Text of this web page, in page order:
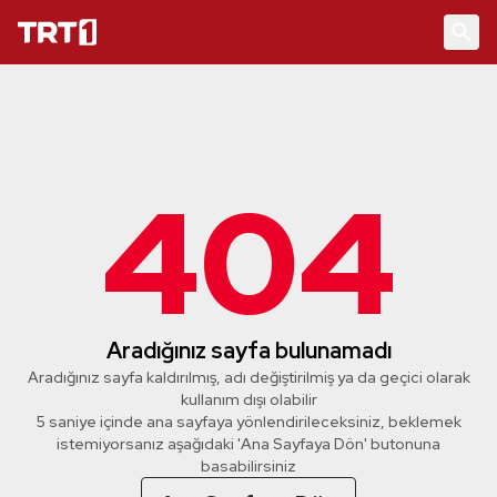
404
Aradığınız sayfa bulunamadı
Aradığınız sayfa kaldırılmış, adı değiştirilmiş ya da geçici olarak
kullanım dışı olabilir
5 saniye içinde ana sayfaya yönlendirileceksiniz, beklemek
istemiyorsanız aşağıdaki 'Ana Sayfaya Dön' butonuna
basabilirsiniz